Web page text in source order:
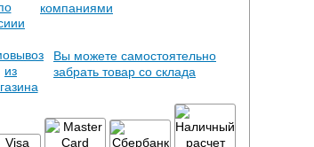
компаниями
Вы можете самостоятельно
забрать товар со склада